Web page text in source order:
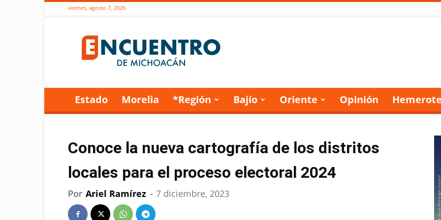
viernes, agosto 7, 2026
de
Michoacán
Estado Morelia *Región Bajío Oriente Opinión
Conoce la nueva cartografía de los distritos
locales para el proceso electoral 2024
Por Ariel Ramírez - 7 diciembre, 2023